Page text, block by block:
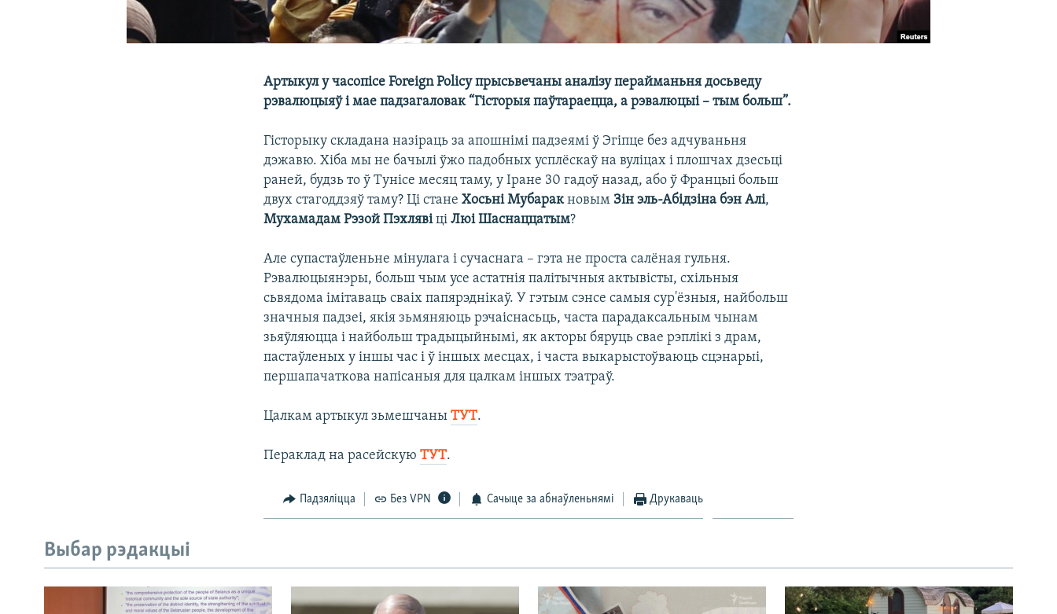
Артыкул у часопісе Foreign Policy прысьвечаны аналізу перайманьня досьведу
рэвалюцыяў і мае падзагаловак “Гісторыя паўтараецца, а рэвалюцыі – тым больш”.
Гісторыку складана назіраць за апошнімі падзеямі ў Эгіпце без адчуваньня
дэжавю. Хіба мы не бачылі ўжо падобных усплёскаў на вуліцах і плошчах дзесьці
раней, будзь то ў Тунісе месяц таму, у Іране 30 гадоў назад, або ў Францыі больш
двух стагоддзяў таму? Ці станеХосьні Мубаракновым Зін эль-Абідзіна бэн Алі,
Мухамадам Рэзой ПэхлявіціЛюі Шаснаццатым?
Але супастаўленьне мінулага і сучаснага – гэта не проста салёная гульня.
Рэвалюцыянэры, больш чым усе астатнія палітычныя актывісты, схільныя
сьвядома імітаваць сваіх папярэднікаў. У гэтым сэнсе самыя сур'ёзныя, найбольш
значныя падзеі, якія зьмяняюць рэчаіснасьць, часта парадаксальным чынам
зьяўляюцца і найбольш традыцыйнымі, як акторы бяруць свае рэплікі з драм,
пастаўленых у іншы час і ў іншых месцах, і часта выкарыстоўваюць сцэнарыі,
першапачаткова напісаныя для цалкам іншых тэатраў.
Цалкам артыкул зьмешчаныТУТ.
Пераклад на расейскуюТУТ.
Падзяліцца Без VPN Сачыце за абнаўленьнямі Друкаваць
Выбар рэдакцыі